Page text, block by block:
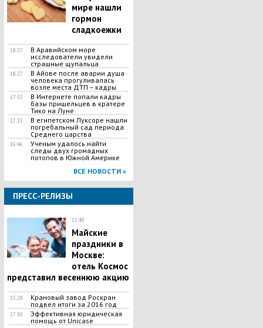
мире нашли
гормон
сладкоежки
18:57
В Аравийском море
исследователи увидели
страшные щупальца
18:27
В Айове после аварии душа
человека прогуливалась
возле места ДТП – кадры
17:53
В Интернете попали кадры
базы пришельцев в кратере
Тико на Луне
17:15
В египетском Луксоре нашли
погребальный сад периода
Среднего царства
16:46
Ученым удалось найти
следы двух громадных
потопов в Южной Америке
ВСЕ НОВОСТИ »
ПРЕСС-РЕЛИЗЫ
11:40
Майские
праздники в
Москве:
отель Космос
представил весеннюю акцию
15:28
Крановый завод Роскран
подвел итоги за 2016 год
17:50
Эффективная юридическая
помощь от Unicase